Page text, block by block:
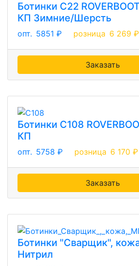
Ботинки С22
КП Зимние/Шерсть
опт. 5851 ₽ розница 6 269 ₽
Заказать
Ботинки С108
КП
опт. 5758 ₽ розница 6 170 ₽
Заказать
Ботинки "Сварщик",
Нитрил